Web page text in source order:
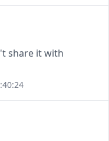
share it with